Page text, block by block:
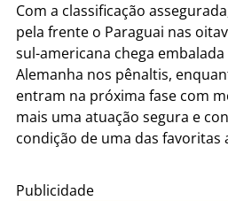
Com a classificação
pela frente o Paraguai nas
sul-americana chega
Alemanha nos pênaltis,
entram na próxima fase com
mais uma atuação segura e
condição de uma das
Publicidade